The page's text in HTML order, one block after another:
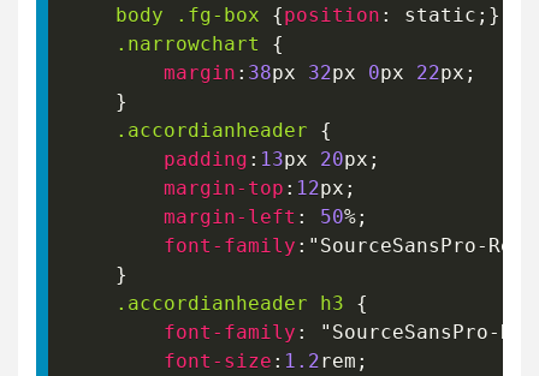
    body
.fg-box {position : static ; }
.narrowchart
{
margin : 38px 32px 0px 22px ;
}
.accordianheader
{
padding : 13px 20px ;
margin-top : 12px ;
margin-left : 50%;
font-family : "SourceSansPro-
}
.accordianheader h3
{
font-family :
"SourceSansPro-
font-size : 1.2rem ;